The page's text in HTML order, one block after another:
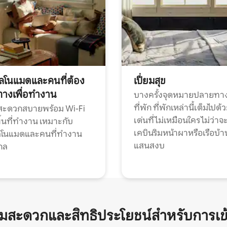
โนแมดและคนที่ต้อง
งเพื่อทำงาน
ดวกสบายพร้อม Wi-Fi
ที่ทำงาน เหมาะกับ
นแมดและคนที่ทำงาน
ล
เปี่ยมสุข
บางครั้งจุดหมายปลายทา
ที่พัก ที่พักเหล่านี้เต็มไปด้
เด่นที่ไม่เหมือนใคร ไม่ว่าจ
เคบินริมหน้าผาหรือเรือบ้า
แสนสงบ
สะดวกและสิทธิประโยชน์สำหรับการเ